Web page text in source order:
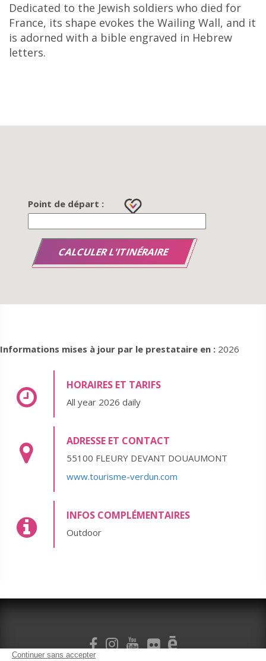
Dedicated to the Jewish soldiers who died for
France, its shape evokes the Wailing Wall, and it
is adorned with a bible engraved in Hebrew
letters.
Point de départ :
Informations mises à jour par le prestataire en : 2026
HORAIRES ET TARIFS
All year 2026 daily
ADRESSE ET CONTACT
55100 FLEURY DEVANT DOUAUMONT
www.tourisme-verdun.com
INFOS COMPLÉMENTAIRES
Outdoor